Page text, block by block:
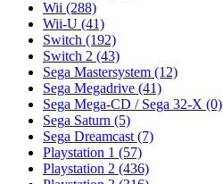
Wii (288)
Wii-U (41)
Switch (192)
Switch 2 (43)
Sega Mastersystem (12)
Sega Megadrive (41)
Sega Mega-CD / Sega 32-X (0)
Sega Saturn (5)
Sega Dreamcast (7)
Playstation 1 (57)
Playstation 2 (436)